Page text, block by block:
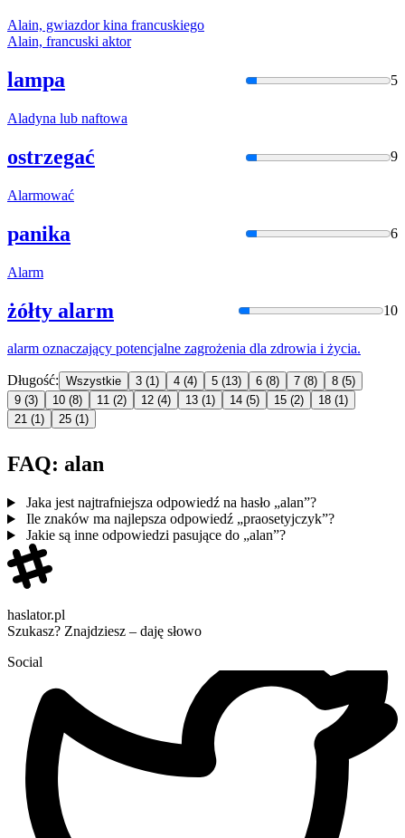
Alain, gwiazdor kina francuskiego
Alain, francuski aktor
lampa 5
Aladyna lub naftowa
ostrzegać 9
Alarmować
panika 6
Alarm
żółty alarm 10
alarm oznaczający potencjalne zagrożenia dla zdrowia i życia.
Długość: Wszystkie 3 (1) 4 (4) 5 (13) 6 (8) 7 (8) 8 (5)
9 (3) 10 (8) 11 (2) 12 (4) 13 (1) 14 (5) 15 (2) 18 (1)
21 (1) 25 (1)
FAQ: alan
Jaka jest najtrafniejsza odpowiedź na hasło „alan”?
Ile znaków ma najlepsza odpowiedź „praosetyjczyk”?
Jakie są inne odpowiedzi pasujące do „alan”?
haslator.pl
Szukasz? Znajdziesz – daję słowo
Social